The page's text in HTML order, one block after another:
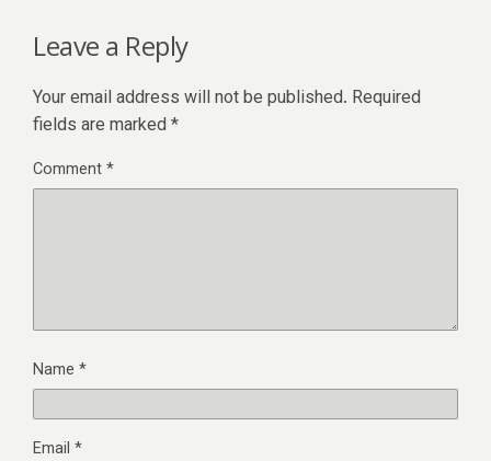
Leave a Reply
Your email address will not be published. Required
fields are marked *
Comment*
Name *
Email *